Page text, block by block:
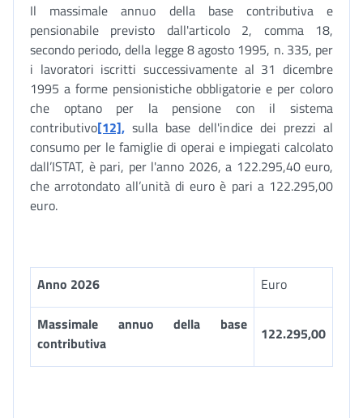
Il massimale annuo della base contributiva e
pensionabile previsto dall'articolo 2, comma 18,
secondo periodo, della legge 8 agosto 1995, n. 335, per
i lavoratori iscritti successivamente al 31 dicembre
1995 a forme pensionistiche obbligatorie e per coloro
che optano per la pensione con il sistema
contributivo[12], sulla base dell'indice dei prezzi al
consumo per le famiglie di operai e impiegati calcolato
dall’ISTAT, è pari, per l'anno 2026, a 122.295,40 euro,
che arrotondato all’unità di euro è pari a 122.295,00
euro.
Anno 2026 Euro
Massimale annuo della base
contributiva
122.295,00